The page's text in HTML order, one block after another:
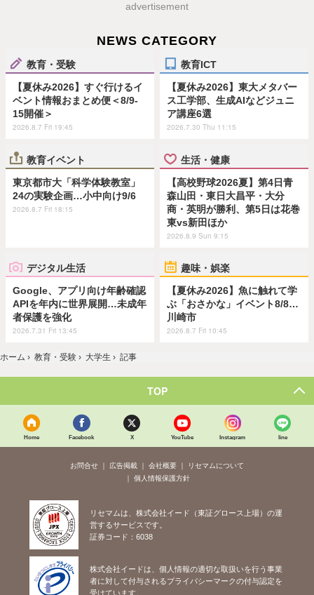
advertisement
NEWS CATEGORY
教育・受験
【夏休み2026】すぐ行けるイ
ベント情報おまとめ便＜8/9-
15開催＞
2026.8.7 Fri 19:45
教育ICT
【夏休み2026】東大メタバー
ス工学部、生成AIなどジュニ
ア講座6選
2026.7.30 Thu 11:15
教育イベント
東京都市大「科学体験教室」
24の実験企画…小中向け9/6
2026.8.7 Fri 18:15
生活・健康
【高校野球2026夏】第4日青
森山田・東日大昌平・大分
商・英明が勝利、第5日は花巻
東vs新田ほか
2026.8.9 Sun 9:15
デジタル生活
Google、アプリ向け年齢確認
APIを年内に世界展開…未成年
者保護を強化
2026.7.31 Fri 13:45
趣味・娯楽
【夏休み2026】魚に触れて学
ぶ「おさかな」イベント8/8…
川崎市
2026.8.7 Fri 10:45
ホーム › 教育・受験 › 大学生 › 記事
TOP
Home Facebook X YouTube Instagram line
お問合せ 広告掲載 会社概要
リセマムについて
個人情報保護方針
リセマムは、株式会社イード（東証グロース上場）の運
営するサービスです。
証券コード：6038
株式会社イードは、個人情報の適切な取扱いを行う事業
者に対して付与されるプライバシーマークの付与認定を
受けています。